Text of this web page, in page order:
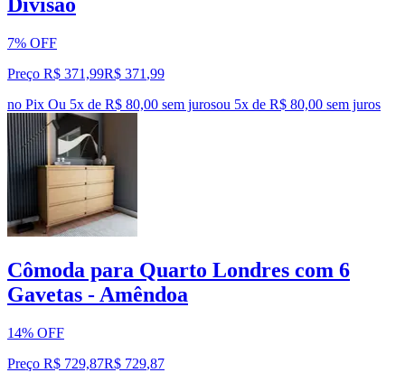
7% OFF
Preço R$ 371,99R$ 371 ,99
no Pix Ou 5x de R$ 80,00 sem jurosou 5x de R$ 80,00 sem juros
Cômoda para Quarto Londres com 6
Gavetas - Amêndoa
14% OFF
Preço R$ 729,87R$ 729,87